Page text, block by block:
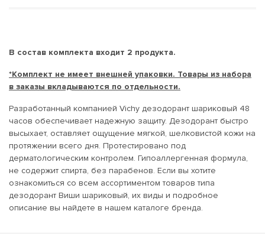
В состав комплекта входит 2 продукта.
*Комплект не имеет внешней упаковки. Товары из набора
в заказы вкладываются по отдельности.
Разработанный компанией Vichy дезодорант шариковый 48
часов обеспечивает надежную защиту. Дезодорант быстро
высыхает, оставляет ощущение мягкой, шелковистой кожи на
протяжении всего дня. Протестировано под
дерматологическим контролем. Гипоаллергенная формула,
не содержит спирта, без парабенов. Если вы хотите
ознакомиться со всем ассортиментом товаров типа
дезодорант Виши шариковый, их виды и подробное
описание вы найдете в нашем каталоге бренда.